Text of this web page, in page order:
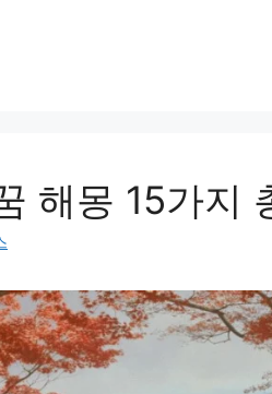
해몽 15가지